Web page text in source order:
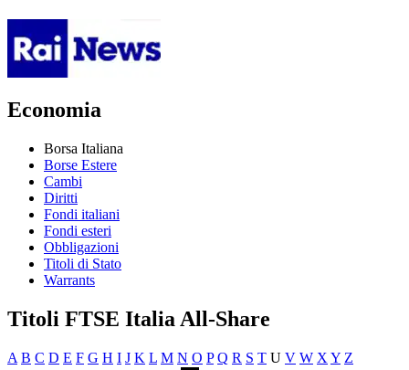
Economia
Borsa Italiana
Borse Estere
Cambi
Diritti
Fondi italiani
Fondi esteri
Obbligazioni
Titoli di Stato
Warrants
Titoli FTSE Italia All-Share
A B C D E F G H I J K L M N O P Q R S T U V W X Y Z